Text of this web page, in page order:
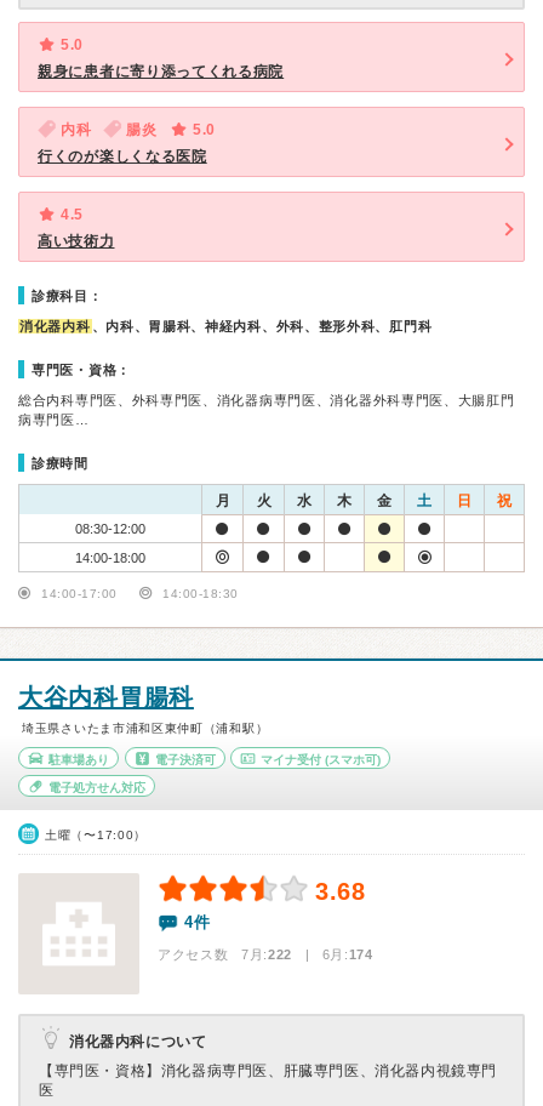
5.0
親身に患者に寄り添ってくれる病院
内科 腸炎
5.0
行くのが楽しくなる医院
4.5
高い技術力
診療科目：
消化器内科 、内科、胃腸科、神経内科、外科、整形外科、肛門科
専門医・資格：
総合内科専門医、外科専門医、消化器病専門医、消化器外科専門医、大腸肛門
病専門医…
診療時間
月 火 水 木 金 土 日 祝
08:30-12:00
14:00-18:00
14:00-17:00 14:00-18:30
大谷内科胃腸科
埼玉県さいたま市浦和区東仲町（浦和駅）
駐車場あり 電子決済可 マイナ受付 (スマホ可)
電子処方せん対応
土曜（〜17:00）
3.68
4件
アクセス数 7月:222 | 6月:174
消化器内科について
【専門医・資格】 消化器病専門医、肝臓専門医、消化器内視鏡専門
医